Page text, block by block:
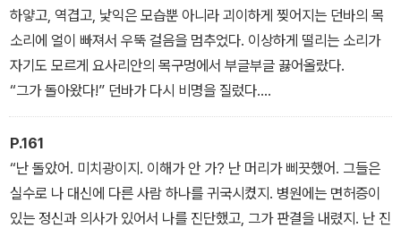
“그들은 우리한테 캐치-22를 보여 줄 필요가 없다오.” 늙은 여인이
대답했다. “그럴 필요가 없다고 법에 정해져 있으니까요.”
“그럴 필요가 없다고 어떤 법이 그래요?”
“캐치-22요.”
하얗고, 역겹고, 낯익은 모습뿐 아니라 괴이하게 찢어지는 던바의 목
소리에 얼이 빠져서 우뚝 걸음을 멈추었다. 이상하게 떨리는 소리가
자기도 모르게 요사리안의 목구멍에서 부글부글 끓어올랐다.
“그가 돌아왔다!” 던바가 다시 비명을 질렀다.
“그가 돌아왔다!” 열이 나서 헛소리를 하는 어느 환자가 자동적으로
겁에 질려 따라 했다.
P.161
“난 돌았어. 미치광이지. 이해가 안 가? 난 머리가 삐끗했어. 그들은
실수로 나 대신에 다른 사람 하나를 귀국시켰지. 병원에는 면허증이
있는 정신과 의사가 있어서 나를 진단했고, 그가 판결을 내렸지. 난 진